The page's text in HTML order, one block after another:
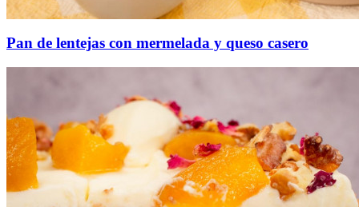
Pan de lentejas con mermelada y queso casero